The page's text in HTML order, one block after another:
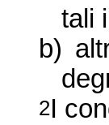
tali
b)
2I